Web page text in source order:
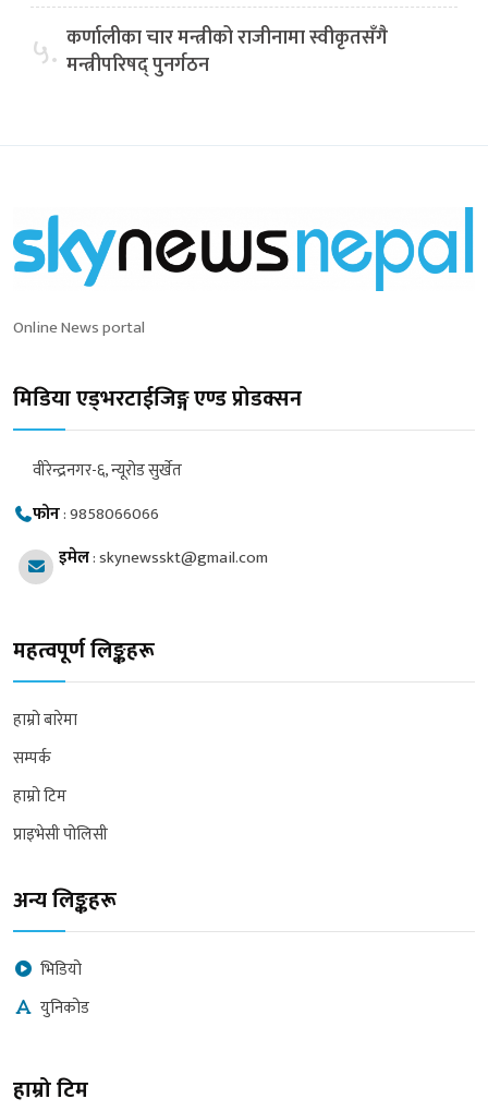
५. कर्णालीका चार मन्त्रीको राजीनामा स्वीकृतसँगै
मन्त्रीपरिषद् पुनर्गठन
Online News portal
मिडिया एड्भरटाईजिङ्ग एण्ड प्रोडक्सन
वीरेन्द्रनगर-६, न्यूरोड सुर्खेत
फोन:9858066066
इमेल:skynewsskt@gmail.com
महत्वपूर्ण लिङ्कहरू
हाम्रो बारेमा
सम्पर्क
हाम्रो टिम
प्राइभेसी पोलिसी
अन्य लिङ्कहरू
भिडियो
युनिकोड
हाम्रो टिम